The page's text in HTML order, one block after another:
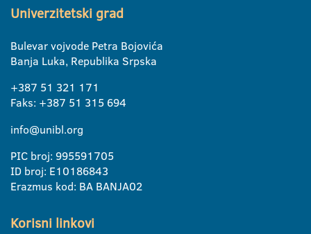
Univerzitetski grad
Bulevar vojvode Petra Bojovića
Banja Luka, Republika Srpska
+387 51 321 171
Faks: +387 51 315 694
info@unibl.org
PIC broj: 995591705
ID broj: E10186843
Erazmus kod: BA BANJA02
Korisni linkovi